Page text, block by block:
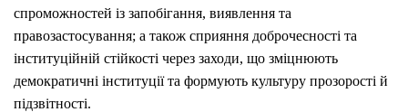
спроможностей із запобігання, виявлення та
правозастосування; а також сприяння доброчесності та
інституційній стійкості через заходи, що зміцнюють
демократичні інституції та формують культуру прозорості й
підзвітності.